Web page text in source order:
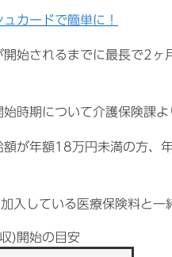
カードで簡単に！
始されるまでに最長で2ヶ
時期について介護保険課よ
が年額18万円未満の方、
している医療保険料と一
)開始の目安